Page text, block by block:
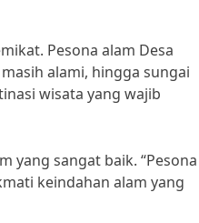
Pesona alam Desa
alami, hingga sungai
wisata yang wajib
yang sangat baik. “Pesona
keindahan alam yang